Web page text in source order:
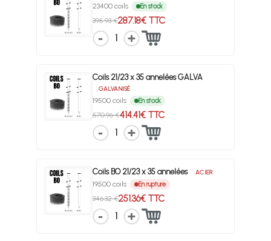
23400 coils En stock
395.93 €287.18€ TTC
1
Coils 21/23 x 35 annelées GALVA
GALVANISÉ
19500 coils En stock
570.96 €414.41€ TTC
1
Coils BO 21/23 x 35 annelées ACIER
19500 coils En rupture
346.32 €251.36€ TTC
1